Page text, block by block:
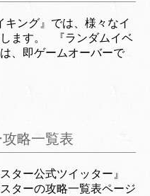
キング』では、様々なイ
ます。 『ランダムイベ
、即ゲームオーバーで
略一覧表
スター公式ツイッター』
ターの攻略一覧表ページ